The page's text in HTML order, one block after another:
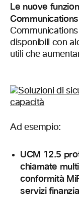
Le nuove
disponibili con
utili che
Ad esempio:
UCM 12.5
chiamate
conformità
servizi